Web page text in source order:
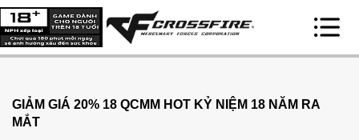
GIẢM GIÁ 20% 18 QCMM HOT KỶ NIỆM 18 NĂM RA
MẮT